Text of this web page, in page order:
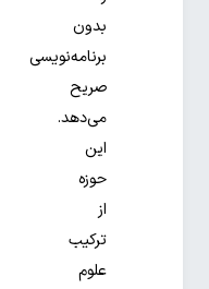
بدون
برنامه‌نویسی
صریح
می‌دهد.
این
حوزه
از
ترکیب
علوم